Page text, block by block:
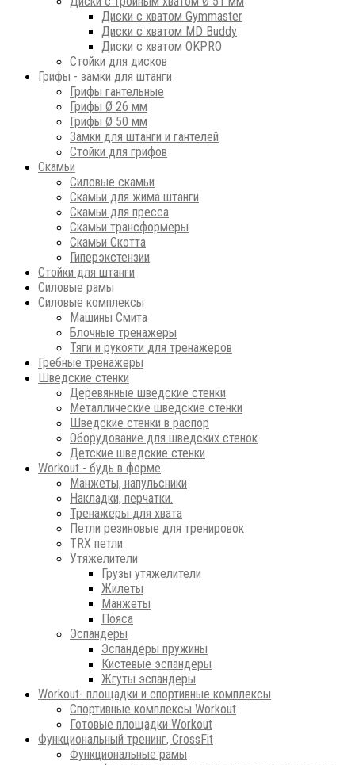
Диски с хватом Gymmaster
Диски с хватом MD Buddy
Диски с хватом OKPRO
Стойки для дисков
Грифы - замки для штанги
Грифы гантельные
Грифы Ø 26 мм
Грифы Ø 50 мм
Замки для штанги и гантелей
Стойки для грифов
Скамьи
Силовые скамьи
Скамьи для жима штанги
Скамьи для пресса
Скамьи трансформеры
Скамьи Скотта
Гиперэкстензии
Стойки для штанги
Силовые рамы
Силовые комплексы
Машины Смита
Блочные тренажеры
Тяги и рукояти для тренажеров
Гребные тренажеры
Шведские стенки
Деревянные шведские стенки
Металлические шведские стенки
Шведские стенки в распор
Оборудование для шведских стенок
Детские шведские стенки
Workout - будь в форме
Манжеты, напульсники
Накладки, перчатки.
Тренажеры для хвата
Петли резиновые для тренировок
ТRХ петли
Утяжелители
Грузы утяжелители
Жилеты
Манжеты
Пояса
Эспандеры
Эспандеры пружины
Кистевые эспандеры
Жгуты эспандеры
Workout- площадки и спортивные комплексы
Спортивные комплексы Workout
Готовые площадки Workout
Функциональный тренинг, CrossFit
Функциональные рамы